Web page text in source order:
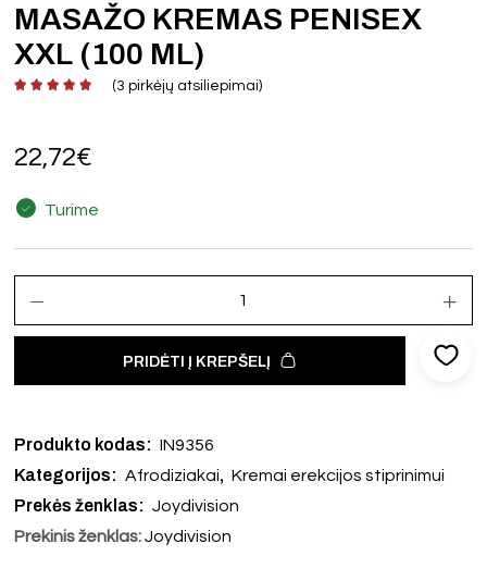
MASAŽO KREMAS PENISEX
XXL (100 ML)
(3 pirkėjų atsiliepimai)
22,72€
Turime
PRIDĖTI Į KREPŠELĮ
Produkto kodas: IN9356
Kategorijos: Afrodiziakai, Kremai erekcijos stiprinimui
Prekės ženklas: Joydivision
Prekinis ženklas: Joydivision